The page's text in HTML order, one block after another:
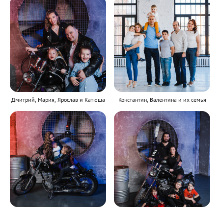
Дмитрий, Мария, Ярослав и Катюша Константин, Валентина и их семья